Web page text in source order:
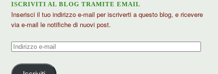
ISCRIVITI AL BLOG TRAMITE EMAIL
Inserisci il tuo indirizzo e-mail per iscriverti a questo blog, e ricevere
via e-mail le notifiche di nuovi post.
Indirizzo
mail